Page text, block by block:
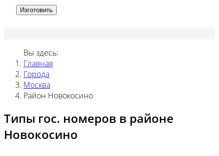
Изготовить
Вы здесь:
Главная
Города
Москва
Район Новокосино
Типы гос. номеров в районе
Новокосино